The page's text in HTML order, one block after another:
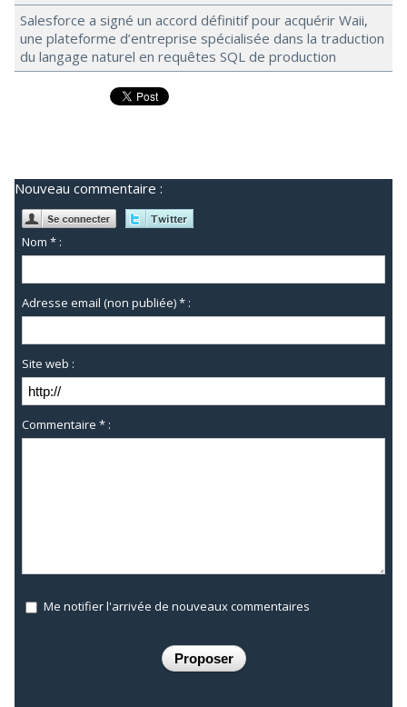
Salesforce a signé un accord définitif pour acquérir Waii,
une plateforme d’entreprise spécialisée dans la traduction
du langage naturel en requêtes SQL de production
Nouveau commentaire :
Nom * :
Adresse email (non publiée) * :
Site web :
Commentaire * :
Me notifier l'arrivée de nouveaux commentaires